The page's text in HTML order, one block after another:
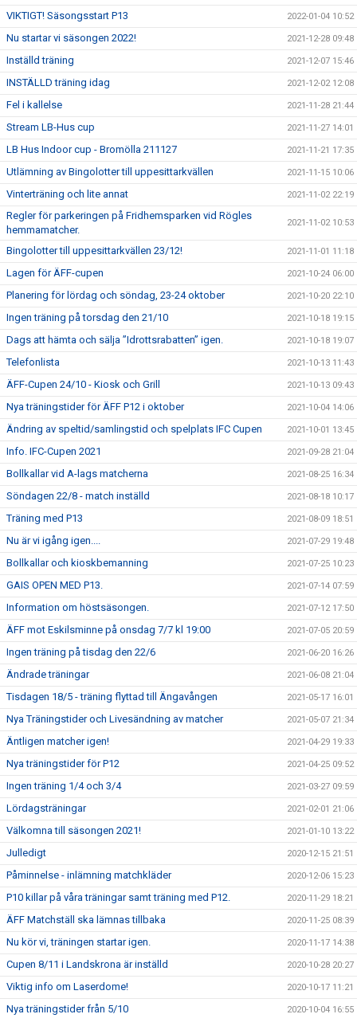
VIKTIGT! Säsongsstart P13 2022-01-04 10:52
Nu startar vi säsongen 2022! 2021-12-28 09:48
Inställd träning 2021-12-07 15:46
INSTÄLLD träning idag 2021-12-02 12:08
Fel i kallelse 2021-11-28 21:44
Stream LB-Hus cup 2021-11-27 14:01
LB Hus Indoor cup - Bromölla 211127 2021-11-21 17:35
Utlämning av Bingolotter till uppesittarkvällen 2021-11-15 10:06
Vinterträning och lite annat 2021-11-02 22:19
Regler för parkeringen på Fridhemsparken vid Rögles
hemmamatcher.
2021-11-02 10:53
Bingolotter till uppesittarkvällen 23/12! 2021-11-01 11:18
Lagen för ÄFF-cupen 2021-10-24 06:00
Planering för lördag och söndag, 23-24 oktober 2021-10-20 22:10
Ingen träning på torsdag den 21/10 2021-10-18 19:15
Dags att hämta och sälja ”Idrottsrabatten” igen. 2021-10-18 19:07
Telefonlista 2021-10-13 11:43
ÄFF-Cupen 24/10 - Kiosk och Grill 2021-10-13 09:43
Nya träningstider för ÄFF P12 i oktober 2021-10-04 14:06
Ändring av speltid/samlingstid och spelplats IFC Cupen 2021-10-01 13:45
Info. IFC-Cupen 2021 2021-09-28 21:04
Bollkallar vid A-lags matcherna 2021-08-25 16:34
Söndagen 22/8 - match inställd 2021-08-18 10:17
Träning med P13 2021-08-09 18:51
Nu är vi igång igen.... 2021-07-29 19:48
Bollkallar och kioskbemanning 2021-07-25 10:23
GAIS OPEN MED P13. 2021-07-14 07:59
Information om höstsäsongen. 2021-07-12 17:50
ÄFF mot Eskilsminne på onsdag 7/7 kl 19:00 2021-07-05 20:59
Ingen träning på tisdag den 22/6 2021-06-20 16:26
Ändrade träningar 2021-06-08 21:04
Tisdagen 18/5 - träning flyttad till Ängavången 2021-05-17 16:01
Nya Träningstider och Livesändning av matcher 2021-05-07 21:34
Äntligen matcher igen! 2021-04-29 19:33
Nya träningstider för P12 2021-04-25 09:52
Ingen träning 1/4 och 3/4 2021-03-27 09:59
Lördagsträningar 2021-02-01 21:06
Välkomna till säsongen 2021! 2021-01-10 13:22
Julledigt 2020-12-15 21:51
Påminnelse - inlämning matchkläder 2020-12-06 15:23
P10 killar på våra träningar samt träning med P12. 2020-11-29 18:21
ÄFF Matchställ ska lämnas tillbaka 2020-11-25 08:39
Nu kör vi, träningen startar igen. 2020-11-17 14:38
Cupen 8/11 i Landskrona är inställd 2020-10-28 20:27
Viktig info om Laserdome! 2020-10-17 11:21
Nya träningstider från 5/10 2020-10-04 16:55